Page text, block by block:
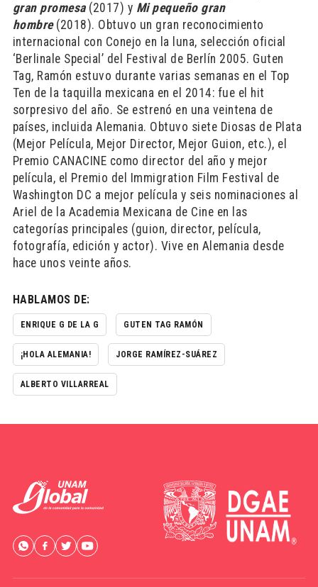
gran promesa(2017) y Mi pequeño gran
hombre(2018). Obtuvo un gran reconocimiento
internacional con Conejo en la luna, selección oficial
‘Berlinale Special’ del Festival de Berlín 2005. Guten
Tag, Ramón estuvo durante varias semanas en el Top
Ten de la taquilla mexicana en el 2014: fue el hit
sorpresivo del año. Se estrenó en una veintena de
países, incluida Alemania. Obtuvo siete Diosas de Plata
(Mejor Película, Mejor Director, Mejor Guion, etc.), el
Premio CANACINE como director del año y mejor
película, el Premio del Immigration Film Festival de
Washington DC a mejor película y seis nominaciones al
Ariel de la Academia Mexicana de Cine en las
categorías principales (guion, director, película,
fotografía, edición y actor). Vive en Alemania desde
hace unos veinte años.
HABLAMOS DE:
ENRIQUE G DE LA G GUTEN TAG RAMÓN
¡HOLA ALEMANIA! JORGE RAMÍREZ-SUÁREZ
ALBERTO VILLARREAL